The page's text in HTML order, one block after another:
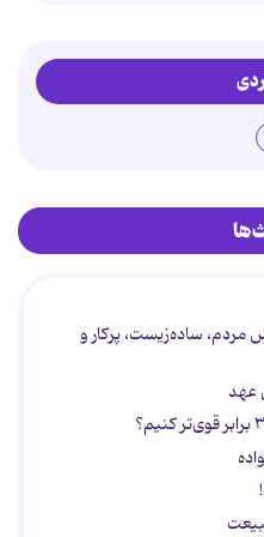
ساده‌زیست، پرکار و
عهد